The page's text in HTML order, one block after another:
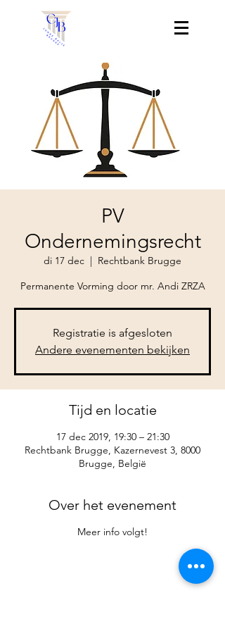
PV
Ondernemingsrecht
di 17 dec
  |
Rechtbank Brugge
Permanente Vorming door mr. Andi ZRZA
Registratie is afgesloten
Andere evenementen bekijken
Tijd en locatie
17 dec 2019, 19:30 – 21:30
Rechtbank Brugge, Kazernevest 3, 8000
Brugge, België
Over het evenement
Meer info volgt!